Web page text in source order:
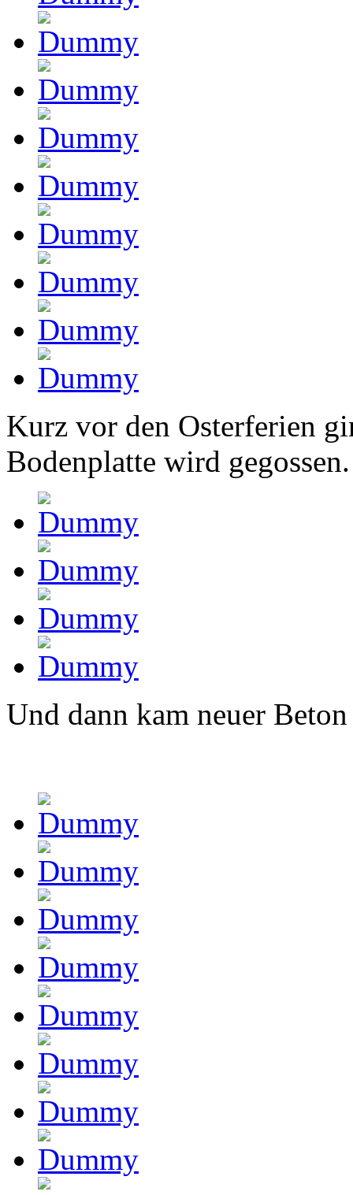
Kurz vor den Osterferien
Bodenplatte wird gegossen.
Und dann kam neuer